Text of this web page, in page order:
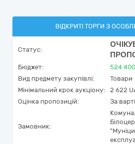
ВІДКРИТІ ТОРГИ З
Статус:
Бюджет: 524 400
Вид предмету закупівлі:
Товари
Мінімальний крок аукціону:
2 622
Оцінка пропозицій:
За
Замовник: